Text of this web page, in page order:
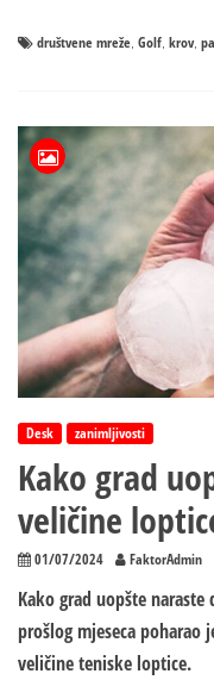
društvene mreže Golf krov,
Desk zanimljivosti
Kako grad
veličine
01/07/2024 FaktorAdmin
Kako grad uopšte
prošlog mjeseca
veličine teniske loptice.